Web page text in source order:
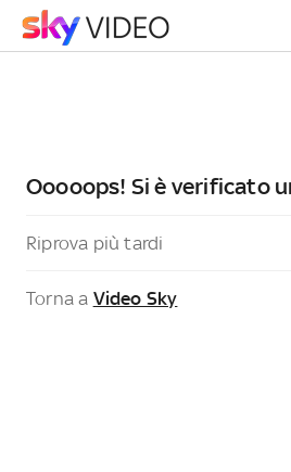
Ooooops! Si è verificato
Riprova più tardi
Torna a Video Sky